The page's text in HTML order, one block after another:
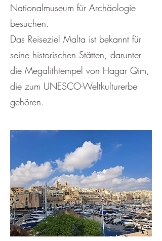
Nationalmuseum für Archäologie
besuchen.
Das Reiseziel Malta ist bekannt für
seine historischen Stätten, darunter
die Megalithtempel von Hagar Qim,
die zum UNESCO-Weltkulturerbe
gehören.